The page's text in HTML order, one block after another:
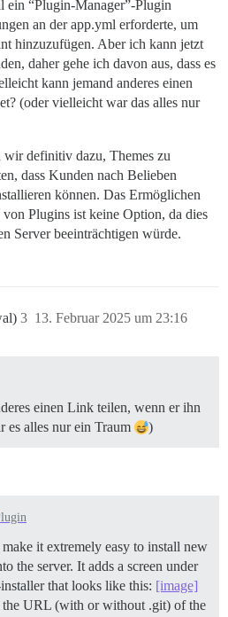
ein “Plugin-Manager”-Plugin
an der app.yml erforderte, um
hinzuzufügen. Aber ich kann jetzt
daher gehe ich davon aus, dass es
kann jemand anderes einen
(oder vielleicht war das alles nur
definitiv dazu, Themes zu
dass Kunden nach Belieben
können. Das Ermöglichen
Plugins ist keine Option, da dies
Server beeinträchtigen würde.
13. Februar 2025 um 23:16
3
einen Link teilen, wenn er ihn
es alles nur ein Traum
)
it extremely easy to install new
the server. It adds a screen under
that looks like this: [image]
the URL (with or without .git) of the